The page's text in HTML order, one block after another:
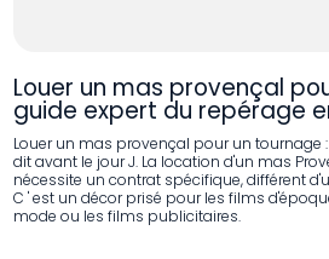
Louer un mas provençal
guide expert du repérage
Louer un mas provençal pour un tournage
dit avant le jour J. La location d'un mas
nécessite un contrat spécifique, différent
C ' est un décor prisé pour les films
mode ou les films publicitaires.